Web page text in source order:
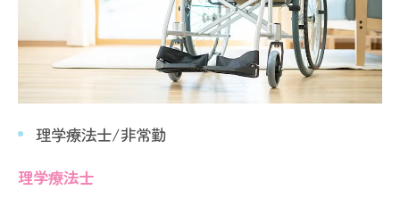
理学療法士/非常勤
理学療法士